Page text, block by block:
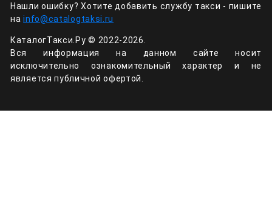
Нашли ошибку? Хотите добавить службу такси - пишите
наinfo@catalogtaksi.ru
КаталогТакси.Ру © 2022-2026.
Вся информация на данном сайте носит
исключительно ознакомительный характер и не
является публичной офертой.